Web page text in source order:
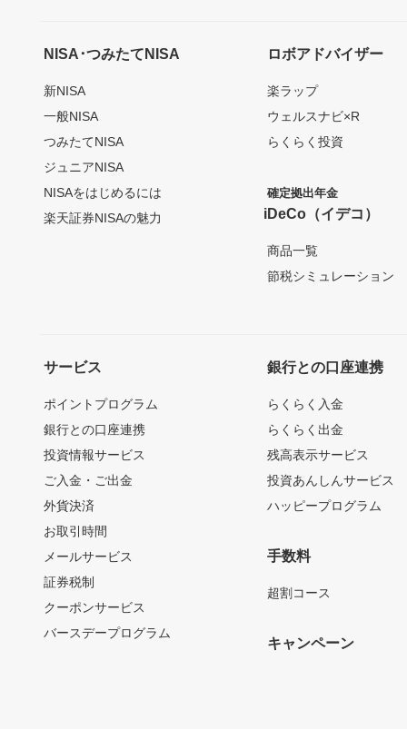
NISA･つみたてNISA
新NISA
一般NISA
つみたてNISA
ジュニアNISA
NISAをはじめるには
楽天証券NISAの魅力
ロボアドバイザー
楽ラップ
ウェルスナビ×R
らくらく投資
確定拠出年金
iDeCo（イデコ）
商品一覧
節税シミュレーション
サービス
ポイントプログラム
銀行との口座連携
投資情報サービス
ご入金・ご出金
外貨決済
お取引時間
メールサービス
証券税制
クーポンサービス
バースデープログラム
銀行との口座連携
らくらく入金
らくらく出金
残高表示サービス
投資あんしんサービス
ハッピープログラム
手数料
超割コース
キャンペーン